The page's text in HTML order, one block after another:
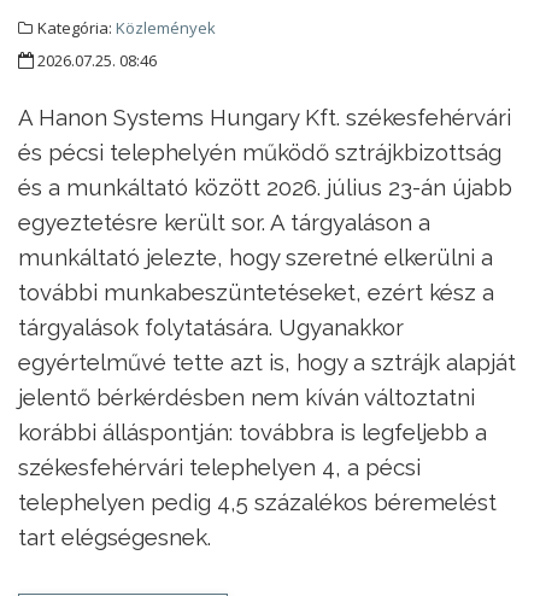
Kategória: Közlemények
2026.07.25. 08:46
A Hanon Systems Hungary Kft. székesfehérvári
és pécsi telephelyén működő sztrájkbizottság
és a munkáltató között 2026. július 23-án újabb
egyeztetésre került sor. A tárgyaláson a
munkáltató jelezte, hogy szeretné elkerülni a
további munkabeszüntetéseket, ezért kész a
tárgyalások folytatására. Ugyanakkor
egyértelművé tette azt is, hogy a sztrájk alapját
jelentő bérkérdésben nem kíván változtatni
korábbi álláspontján: továbbra is legfeljebb a
székesfehérvári telephelyen 4, a pécsi
telephelyen pedig 4,5 százalékos béremelést
tart elégségesnek.